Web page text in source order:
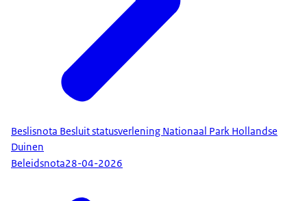
Beslisnota Besluit statusverlening Nationaal Park Hollandse
Duinen
Beleidsnota28-04-2026